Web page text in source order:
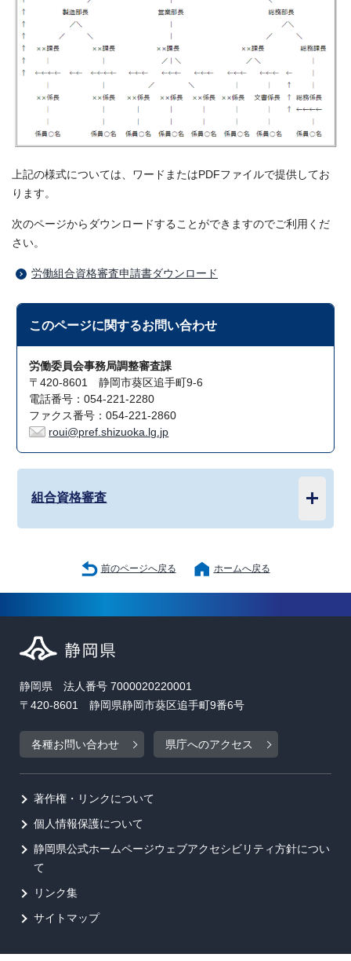
上記の様式については、ワードまたはPDFファイルで提供してお
ります。
次のページからダウンロードすることができますのでご利用くだ
さい。
労働組合資格審査申請書ダウンロード
このページに関するお問い合わせ
労働委員会事務局調整審査課
〒420-8601 静岡市葵区追手町9-6
電話番号：054-221-2280
ファクス番号：054-221-2860
roui@pref.shizuoka.lg.jp
組合資格審査
前のページへ戻る ホームへ戻る
静岡県 法人番号 7000020220001
〒420-8601 静岡県静岡市葵区追手町9番6号
各種お問い合わせ 県庁へのアクセス
著作権・リンクについて
個人情報保護について
静岡県公式ホームページウェブアクセシビリティ方針につい
て
リンク集
サイトマップ